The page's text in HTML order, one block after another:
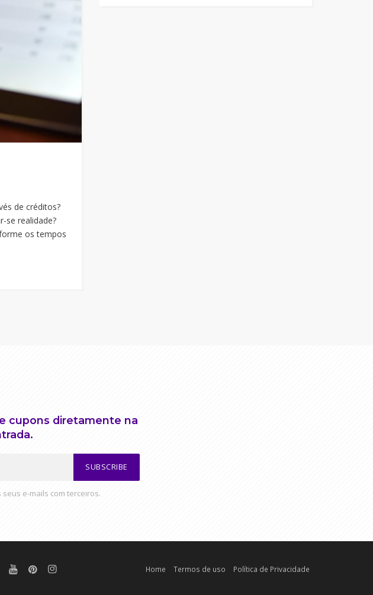
de créditos?
se realidade?
os tempos
cupons diretamente na
SUBSCRIBE
e-mails com terceiros.
Home Termos de uso Política de Privacidade